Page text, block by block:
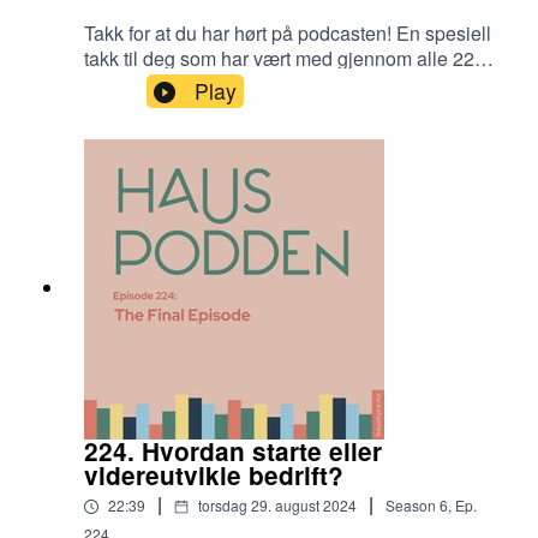
Vertskap for dagens podcastepisode erTormod
Sperstad, som sammen med gode kollegaer i Haus
Byrå skaper verdi for deg som kunde med design,
rådgivning, teknologi og innhold.
Takk for at du har hørt på podcasten! En spesiell
takk til deg som har vært med gjennom alle 224
episoder. Og takk til deg som har bidratt enten
som gjest medprogramleder.
Play
224. Hvordan starte eller
videreutvikle bedrift?
22:39 | torsdag 29. august 2024 | Season 6, Ep.